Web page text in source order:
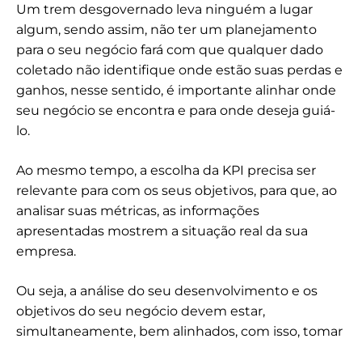
Um trem desgovernado leva ninguém a lugar
algum, sendo assim, não ter um planejamento
para o seu negócio fará com que qualquer dado
coletado não identifique onde estão suas perdas e
ganhos, nesse sentido, é importante alinhar onde
seu negócio se encontra e para onde deseja guiá-
lo.
Ao mesmo tempo, a escolha da KPI precisa ser
relevante para com os seus objetivos, para que, ao
analisar suas métricas, as informações
apresentadas mostrem a situação real da sua
empresa.
Ou seja, a análise do seu desenvolvimento e os
objetivos do seu negócio devem estar,
simultaneamente, bem alinhados, com isso, tomar